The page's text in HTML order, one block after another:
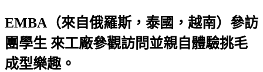
EMBA（來自俄羅斯，泰國，越南）參訪
團學生 來工廠參觀訪問並親自體驗挑毛
成型樂趣。